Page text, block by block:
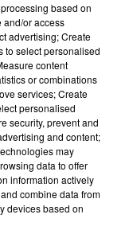
based on
and/or access
advertising; Create
to select personalised
content
or combinations
services; Create
personalised
security, prevent and
and content;
may
data to offer
information actively
combine data from
devices based on